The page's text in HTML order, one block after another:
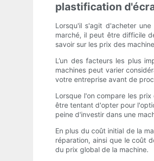
plastification
Lorsqu'il s'agit d'acheter
marché, il peut être difficile
savoir sur les prix des
L’un des facteurs les plus
machines peut varier
votre entreprise avant de
Lorsque l'on compare les
être tentant d'opter pour
peine d'investir dans une
En plus du coût initial de la
réparation, ainsi que le coût
du prix global de la machine.